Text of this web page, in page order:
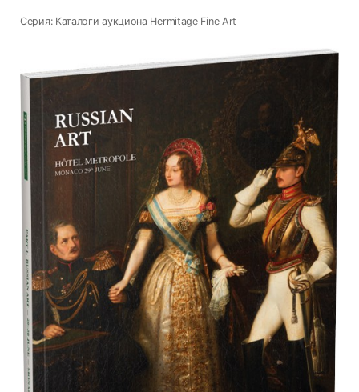
Серия: Каталоги аукциона Hermitage Fine Art